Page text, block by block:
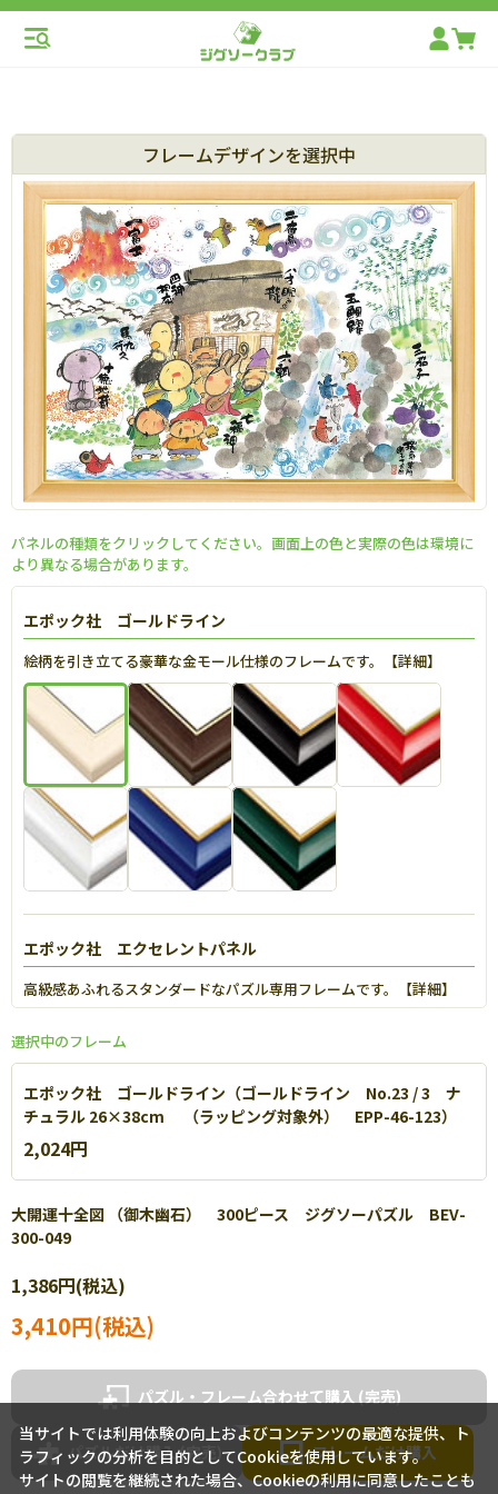
フレームデザインを選択中
パネルの種類をクリックしてください。画面上の色と実際の色は環境に
より異なる場合があります。
エポック社 ゴールドライン
絵柄を引き立てる豪華な金モール仕様のフレームです。【詳細】
エポック社 エクセレントパネル
高級感あふれるスタンダードなパズル専用フレームです。【詳細】
エポック社 パネルマックス
軽量なアルミを使用し丈夫で扱いやすいパネルです。【
選択中のフレーム
エポック社 ゴールドライン（ゴールドライン No.23 / 3 ナ
チュラル 26×38cm （ラッピング対象外） EPP-46-123）
2,024円
大開運十全図 （御木幽石） 300ピース ジグソーパズル BEV-
300-049
1,386円(税込)
3,410円(税込)
パズル・フレーム合わせて購入
パズルだけ購入 フレームだけ購入
当サイトでは利用体験の向上およびコンテンツの最適な提供、ト
ラフィックの分析を目的としてCookieを使用しています。
サイトの閲覧を継続された場合、Cookieの利用に同意したことも